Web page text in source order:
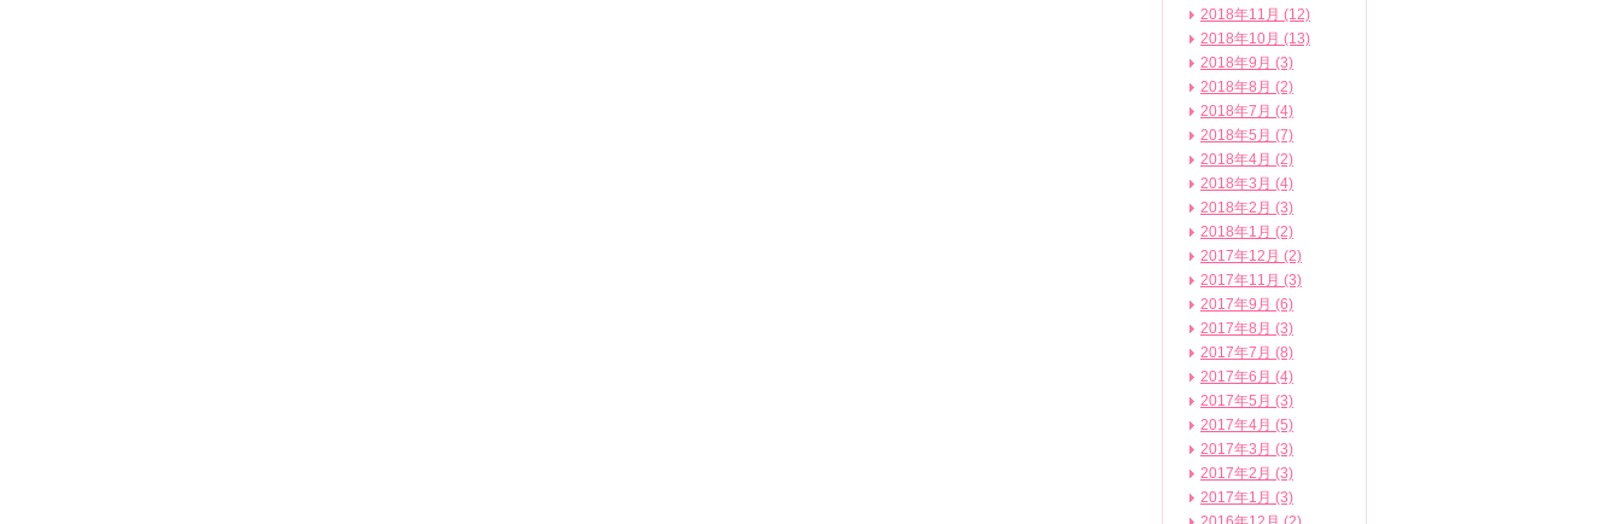
2018年11月 (12)
2018年10月 (13)
2018年9月 (3)
2018年8月 (2)
2018年7月 (4)
2018年5月 (7)
2018年4月 (2)
2018年3月 (4)
2018年2月 (3)
2018年1月 (2)
2017年12月 (2)
2017年11月 (3)
2017年9月 (6)
2017年8月 (3)
2017年7月 (8)
2017年6月 (4)
2017年5月 (3)
2017年4月 (5)
2017年3月 (3)
2017年2月 (3)
2017年1月 (3)